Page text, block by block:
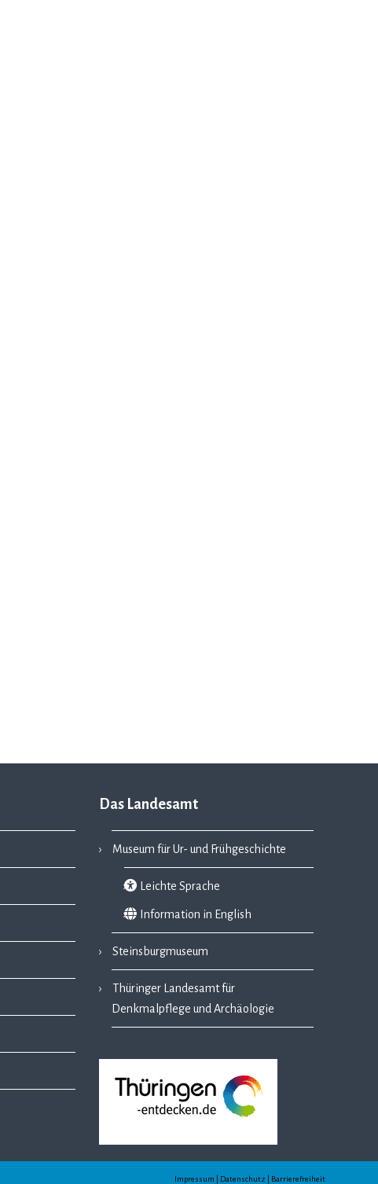
Das Landesamt
Museum für Ur- und Frühgeschichte
Leichte Sprache
Information in English
Steinsburgmuseum
Thüringer Landesamt für
Denkmalpflege und Archäologie
Impressum | Datenschutz | Barrierefreiheit